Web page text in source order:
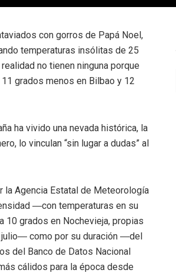
con gorros de Papá Noel,
temperaturas insólitas de 25
no tienen ninguna porque
grados menos en Bilbao y 12
ha vivido una nevada histórica, la
lo vinculan “sin lugar a dudas” al
la Agencia Estatal de Meteorología
―con temperaturas en su
10 grados en Nochevieja, propias
julio― como por su duración ―del
del Banco de Datos Nacional
cálidos para la época desde